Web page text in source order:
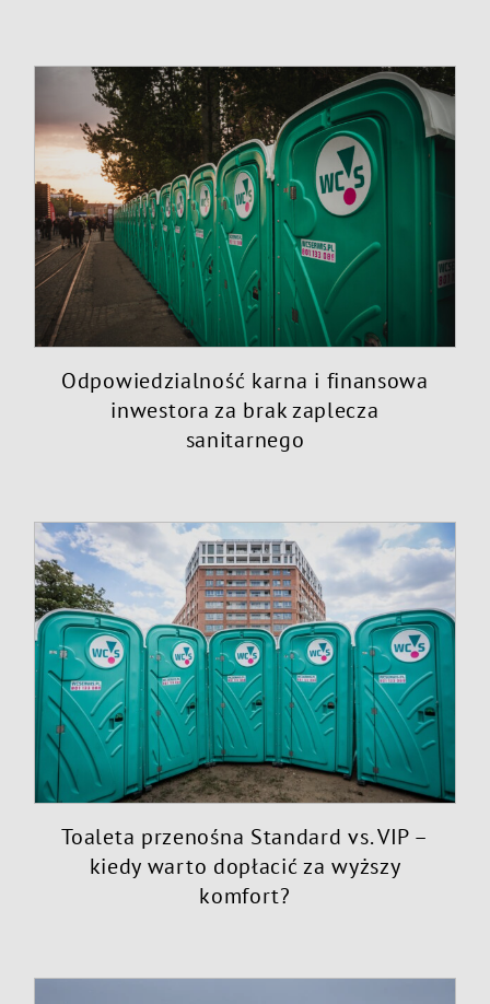
Odpowiedzialność karna i finansowa
inwestora za brak zaplecza
sanitarnego
Toaleta przenośna Standard vs. VIP –
kiedy warto dopłacić za wyższy
komfort?